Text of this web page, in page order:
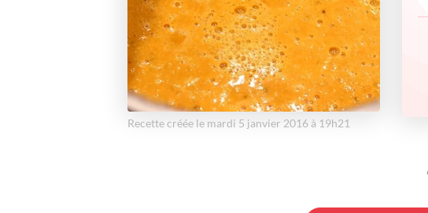
Recette créée le mardi 5 janvier 2016 à 19h21